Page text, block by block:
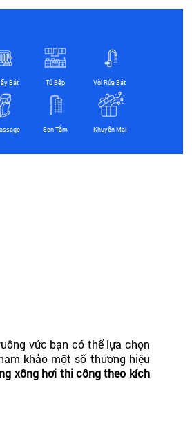
Bát Tủ Bếp Vòi Rửa Bát
Sen Tắm Khuyến Mại
vức bạn có thể lựa chọn
khảo một số thương hiệu
xông hơi thi công theo kích